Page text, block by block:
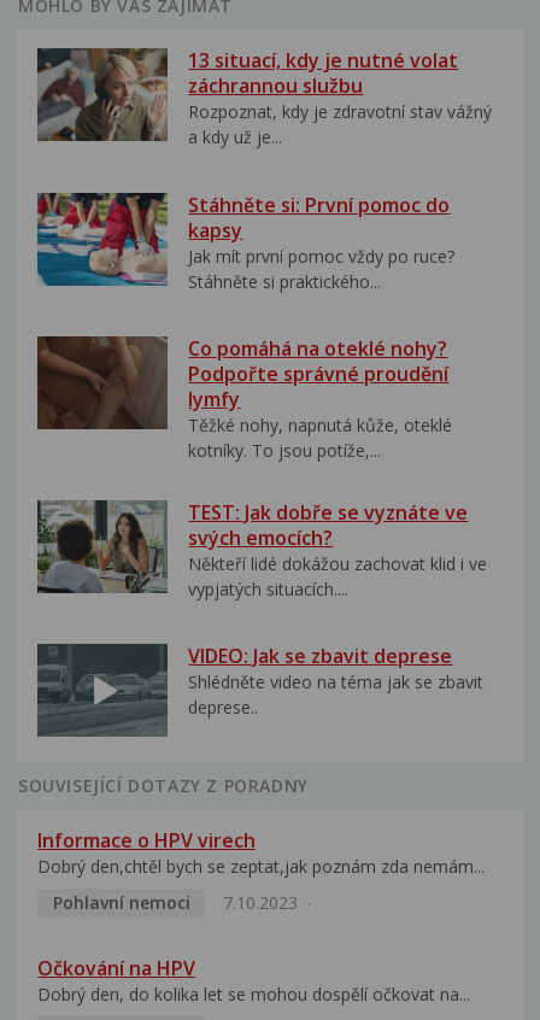
MOHLO BY VÁS ZAJÍMAT
13 situací, kdy je nutné volat
záchrannou službu
Rozpoznat, kdy je zdravotní stav vážný
a kdy už je...
Stáhněte si: První pomoc do
kapsy
Jak mít první pomoc vždy po ruce?
Stáhněte si praktického...
Co pomáhá na oteklé nohy?
Podpořte správné proudění
lymfy
Těžké nohy, napnutá kůže, oteklé
kotníky. To jsou potíže,...
TEST: Jak dobře se vyznáte ve
svých emocích?
Někteří lidé dokážou zachovat klid i ve
vypjatých situacích....
VIDEO: Jak se zbavit deprese
Shlédněte video na téma jak se zbavit
deprese..
SOUVISEJÍCÍ DOTAZY Z PORADNY
Informace o HPV virech
Dobrý den,chtěl bych se zeptat,jak poznám zda nemám...
Pohlavní nemoci
7.10.2023
Očkování na HPV
Dobrý den, do kolika let se mohou dospělí očkovat na...